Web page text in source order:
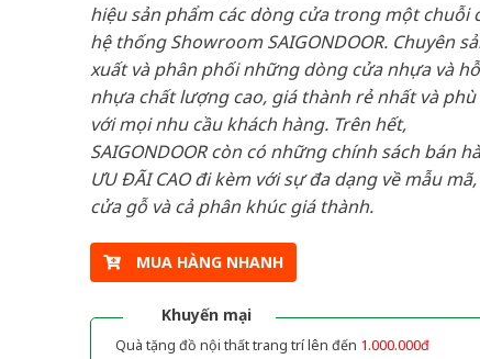
hiệu sản phẩm các dòng cửa trong một chuỗi
hệ thống Showroom SAIGONDOOR. Chuyên
xuất và phân phối những dòng cửa nhựa và
nhựa chất lượng cao, giá thành rẻ nhất và
với mọi nhu cầu khách hàng. Trên hết,
SAIGONDOOR còn có những chính sách bán
ƯU ĐÃI CAO đi kèm với sự đa dạng về mẫu
cửa gỗ và cả phân khúc giá thành.
MUA HÀNG NHANH
Khuyến mại
Quà tặng đồ nội thất trang trí lên đến 1.000.000đ